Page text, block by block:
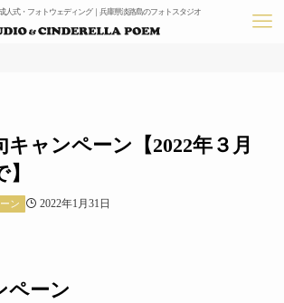
人式・フォトウェディング｜兵庫県淡路島のフォトスタジオ
キャンペーン【2022年３月
ン 2022年1月31日
ペーン